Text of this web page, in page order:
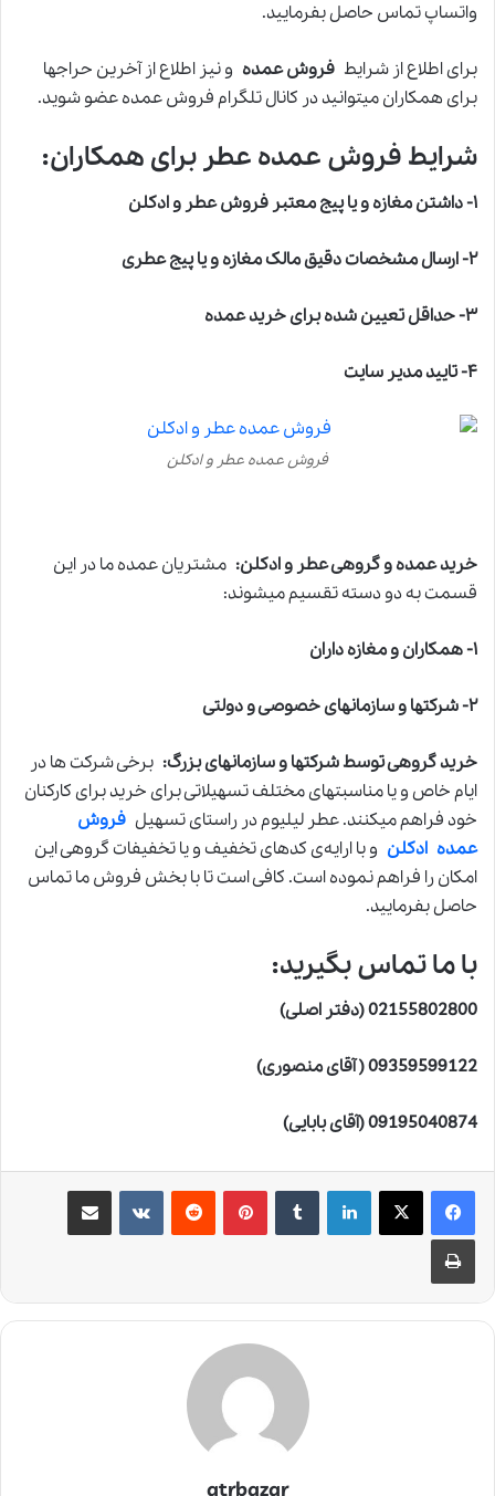
واتساپ تماس حاصل بفرمایید.
برای اطلاع از شرایط فروش عمده و نیز اطلاع از آخرین حراجها
برای همکاران میتوانید در کانال تلگرام فروش عمده عضو شوید.
شرایط فروش عمده عطر برای همکاران:
۱- داشتن مغازه و یا پیج معتبر فروش عطر و ادکلن
۲- ارسال مشخصات دقیق مالک مغازه و یا پیج عطری
۳- حداقل تعیین شده برای خرید عمده
۴- تایید مدیر سایت
فروش عمده عطر و ادکلن
خرید عمده و گروهی عطر و ادکلن: مشتریان عمده ما در این
قسمت به دو دسته تقسیم میشوند:
۱- همکاران و مغازه داران
۲- شرکتها و سازمانهای خصوصی و دولتی
خرید گروهی توسط شرکتها و سازمانهای بزرگ: برخی شرکت ها در
ایام خاص و یا مناسبتهای مختلف تسهیلاتی برای خرید برای کارکنان
خود فراهم میکنند. عطر لیلیوم در راستای تسهیل فروش
عمده ادکلن و با ارایه‌ی کدهای تخفیف و یا تخفیفات گروهی این
امکان را فراهم نموده است. کافی است تا با بخش فروش ما تماس
حاصل بفرمایید.
با ما تماس بگیرید:
02155802800 (دفتر اصلی)
09359599122 ( آقای منصوری)
09195040874 (آقای بابایی)
لینکدین ‫تامبلر ‫پین‌ترست‫رددیت ‫VKontakteاشتراک گذاری از طریق ایمیل
چاپ